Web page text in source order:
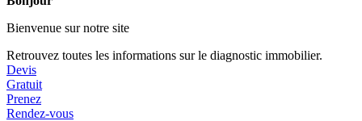
Bienvenue sur notre site
Retrouvez toutes les informations sur le diagnostic immobilier.
Devis
Gratuit
Prenez
Rendez-vous